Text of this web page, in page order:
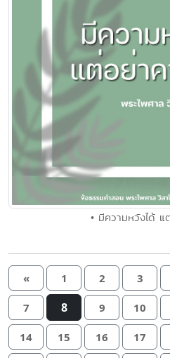
• มีความหวังได้ แ
« 1 2 3
7 8 9 10
14 15 16 17